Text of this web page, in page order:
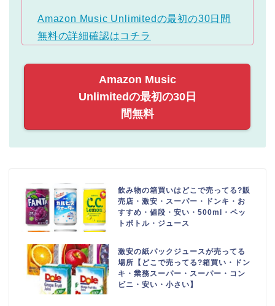
Amazon Music Unlimitedの最初の30日間
無料の詳細確認はコチラ
Amazon Music
Unlimitedの最初の30日
間無料
飲み物の箱買いはどこで売ってる?販
売店・激安・スーパー・ドンキ・お
すすめ・値段・安い・500ml・ペッ
トボトル・ジュース
激安の紙パックジュースが売ってる
場所【どこで売ってる?箱買い・ドン
キ・業務スーパー・スーパー・コン
ビニ・安い・小さい】